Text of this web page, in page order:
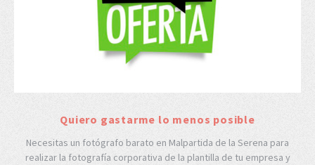
Quiero gastarme lo menos posible
Necesitas un fotógrafo barato en Malpartida de la Serena para
realizar la fotografía corporativa de la plantilla de tu empresa y